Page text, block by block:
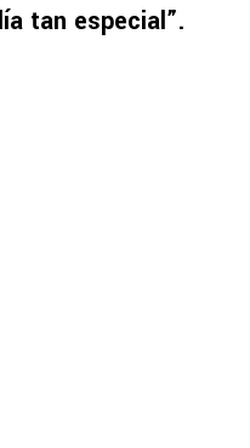
tan especial”.